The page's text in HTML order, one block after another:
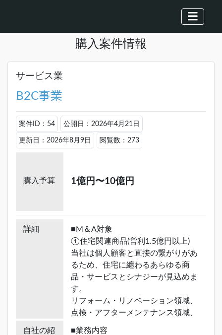
購入案件情報
サービス業
B2C事業
案件ID：54 公開日：2026年4月21日
更新日：2026年8月9日 閲覧数：273
購入予算 1億円〜10億円
詳細
■M＆A対象
①住宅関連商品(営利1.5億円以上)
当社は個人顧客と直接の繋がりがあ
るため、住宅に纏わるあらゆる商
品・サービスとシナジーが見込めま
す。
リフォーム・リノベーション領域、
点検・アフターメンテナンス領域、
太陽光、給湯器など。
自社の紹
■業務内容